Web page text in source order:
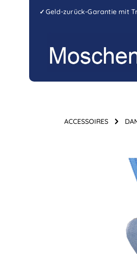
Zum Hauptinhalt springen
Zur Hauptnavigation
✓ Geld-zurück-Garantie mit
ACCESSOIRES